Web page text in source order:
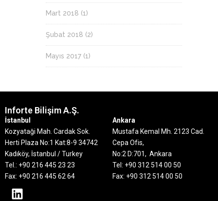
Mart 2018 (1)
Şubat 2018 (2)
Mayıs 2017 (1)
Inforte Bilişim A.Ş.
İstanbul
Kozyataği Mah. Cardak Sok.
Herti Plaza No:1 Kat:8-9 34742
Kadıköy, İstanbul / Turkey
Tel.: +90 216 445 23 23
Fax: +90 216 445 62 64
Ankara
Mustafa Kemal Mh. 2123 Cad.
Cepa Ofis,
No:2 D:701, Ankara
Tel: +90 312 514 00 50
Fax: +90 312 514 00 50